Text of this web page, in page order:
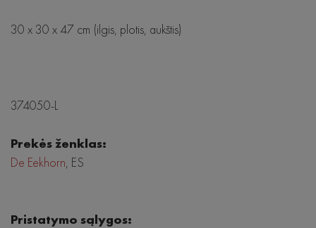
30 x 30 x 47 cm (ilgis, plotis, aukštis)
374050-L
Prekės ženklas:
De Eekhorn, ES
Pristatymo sąlygos: